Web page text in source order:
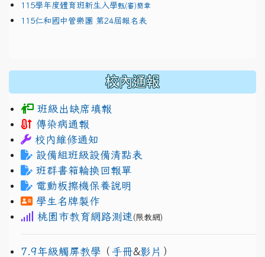
115學年度體育班新生入學甄(審)簡章
115仁和國中管樂團 第24屆報名表
校內通報
班級出缺席填報
傳染病通報
校內維修通知
設備組班級設備清點表
班群書箱輪換回報單
電動板擦機保養說明
學生名牌製作
桃園市教育網路測速 (限教網)
7.9年級觸屏教學 （ 手冊&影片 ）